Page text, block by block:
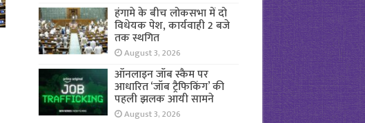
हंगामे के बीच लोकसभा में दो
विधेयक पेश, कार्यवाही 2 बजे
तक स्थगित
August 3, 2026
ऑनलाइन जॉब स्कैम पर
आधारित ‘जॉब ट्रैफिकिंग’ की
पहली झलक आयी सामने
August 3, 2026